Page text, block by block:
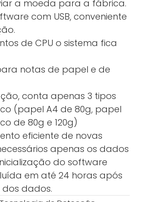
a moeda para a fábrica.
com USB, conveniente
de CPU o sistema fica
notas de papel e de
conta apenas 3 tipos
(papel A4 de 80g, papel
de 80g e 120g)
eficiente de novas
apenas os dados
do software
em até 24 horas após
dados.